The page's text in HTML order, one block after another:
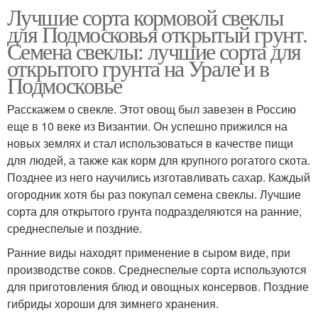
Лучшие сорта кормовой свеклы
для Подмосковья открытый грунт.
Семена свеклы: лучшие сорта для
открытого грунта на Урале и в
Подмосковье
Расскажем о свекле. Этот овощ был завезен в Россию
еще в 10 веке из Византии. Он успешно прижился на
новых землях и стал использоваться в качестве пищи
для людей, а также как корм для крупного рогатого скота.
Позднее из него научились изготавливать сахар. Каждый
огородник хотя бы раз покупал семена свеклы. Лучшие
сорта для открытого грунта подразделяются на ранние,
среднеспелые и поздние.
Ранние виды находят применение в сыром виде, при
производстве соков. Среднеспелые сорта используются
для приготовления блюд и овощных консервов. Поздние
гибриды хороши для зимнего хранения.